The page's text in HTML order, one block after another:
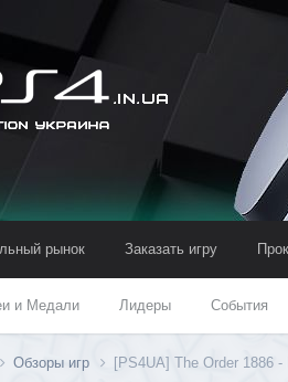
и Медали Лидеры События
рынок Заказать игру
Обзоры игр [PS4UA] The Order 1886 -